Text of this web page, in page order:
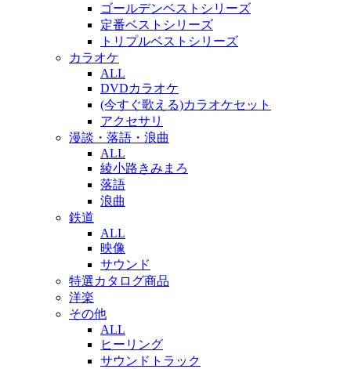
ゴールデンベストシリーズ
定番ベストシリーズ
トリプルベストシリーズ
カラオケ
ALL
DVDカラオケ
(今すぐ歌える)カラオケセット
アクセサリ
漫談・落語・浪曲
ALL
綾小路きみまろ
落語
浪曲
鉄道
ALL
映像
サウンド
特選カタログ商品
洋楽
その他
ALL
ヒーリング
サウンドトラック